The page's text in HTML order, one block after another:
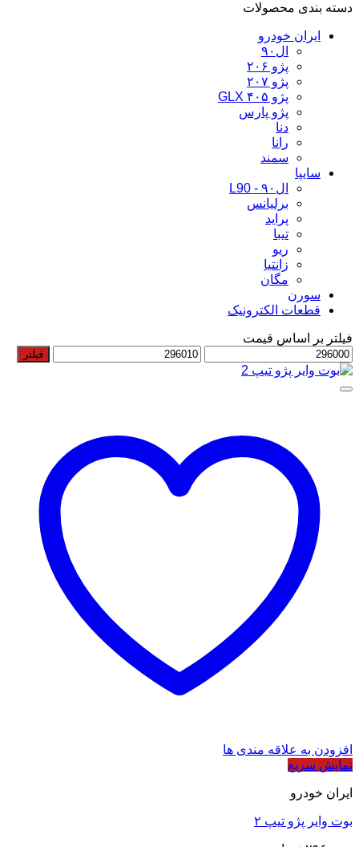
دسته بندی محصولات
ایران خودرو
ال۹۰
پژو ۲۰۶
پژو ۲۰۷
پژو ۴۰۵ GLX
پژو پارس
دنا
رانا
سمند
سایپا
ال۹۰ - L90
برلیانس
پراید
تیبا
ریو
زانتیا
مگان
سورن
قطعات الکترونیک
فیلتر بر اساس قیمت
حداقل
قیمت
حداکثر
فیلتر
افزودن به علاقه مندی ها
نمایش سریع
ایران خودرو
بوت وایر پژو تیپ ۲